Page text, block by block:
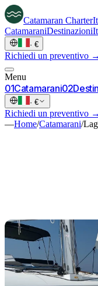
Catamaran Charter
CatamaraniDestinazioni
· €
Richiedi un preventivo →
Menu
01Catamarani02
· €
Richiedi un preventivo →
—Home/Catamarani/